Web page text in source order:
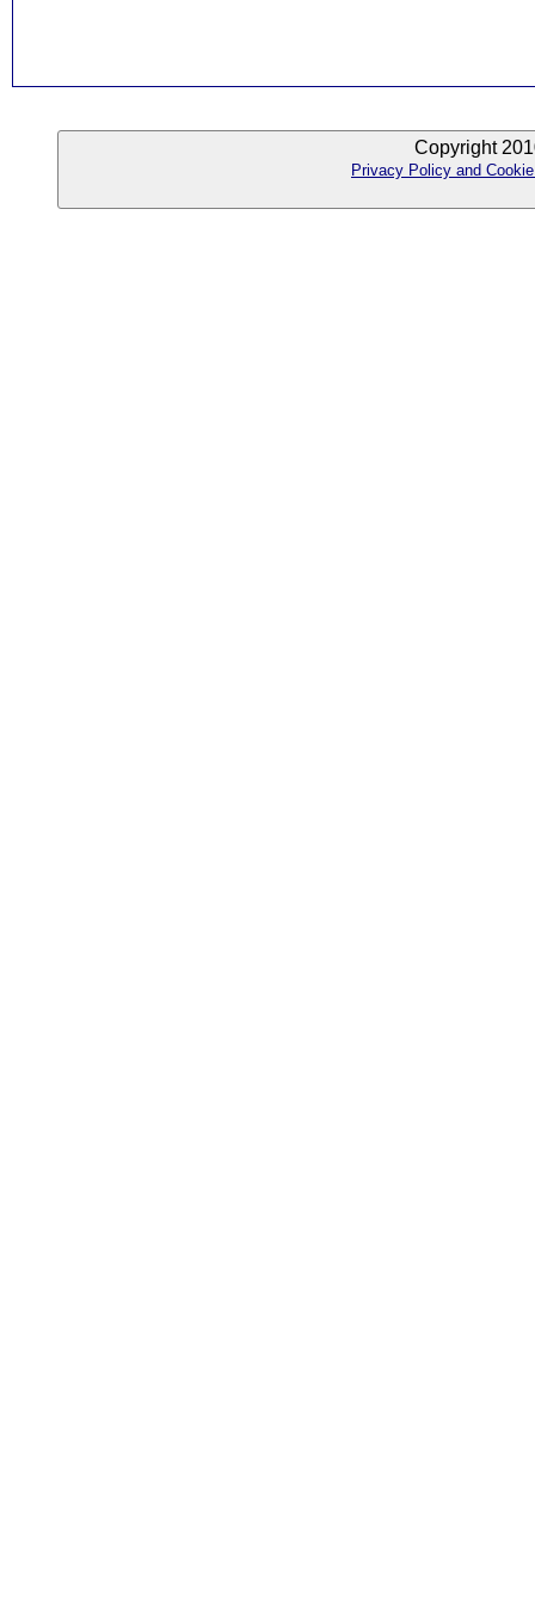
Copyright
Privacy Policy and